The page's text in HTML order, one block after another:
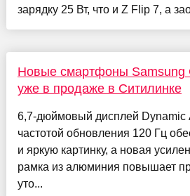
зарядку 25 Вт, что и Z Flip 7, а
Новые смартфоны Samsung
уже в продаже в Ситилинке
6,7-дюймовый дисплей Dynamic
частотой обновления 120 Гц
и яркую картинку, а новая
рамка из алюминия повышает
уто...